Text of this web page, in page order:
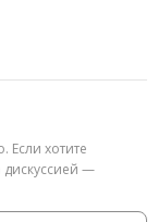
Если хотите
дискуссией —